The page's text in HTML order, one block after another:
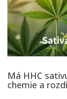
Má HHC
chemie a